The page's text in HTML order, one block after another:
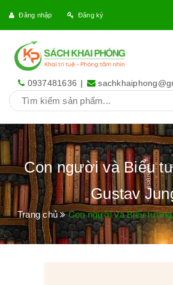
Đăng nhập Đăng ký
0937481636 |
Con người và Biểu
Gustav
Trang chủ Con người và Biểu